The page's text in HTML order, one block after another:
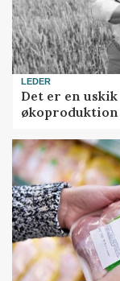
LEDER
Det er en
økoproduktion